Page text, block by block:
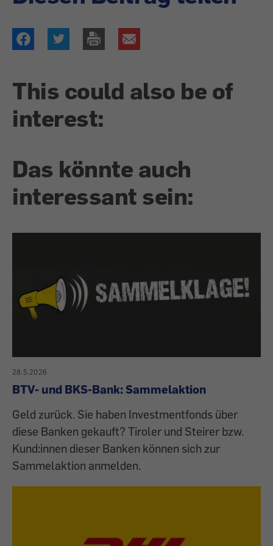
This could also be of
interest:
Das könnte auch
interessant sein:
28.5.2026
BTV- und BKS-Bank: Sammelaktion
Geld zurück. Sie haben Investmentfonds über
diese Banken gekauft? Tiroler und Steirer bzw.
Kund:innen dieser Banken können sich zur
Sammelaktion anmelden.